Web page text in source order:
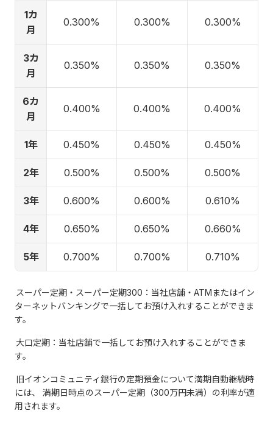
1カ
月
0.300% 0.300% 0.300%
3カ
月
0.350% 0.350% 0.350%
6カ
月
0.400% 0.400% 0.400%
1年 0.450% 0.450% 0.450%
2年 0.500% 0.500% 0.500%
3年 0.600% 0.600% 0.610%
4年 0.650% 0.650% 0.660%
5年 0.700% 0.700% 0.710%
スーパー定期・スーパー定期300：当社店舗・ATMまたはイン
ターネットバンキングで一括してお預け入れすることができま
す。
大口定期：当社店舗で一括してお預け入れすることができま
す。
旧イオンコミュニティ銀行の定期預金について満期自動継続時
には、 満期日時点のスーパー定期（300万円未満）の利率が適
用されます。